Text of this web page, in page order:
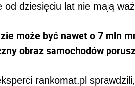
od dziesięciu lat nie mają
może być nawet o 7 mln
obraz samochodów
rankomat.pl